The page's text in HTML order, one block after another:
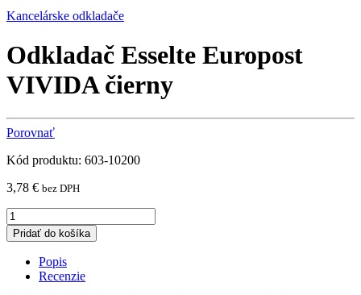
Kancelárske odkladače
Odkladač Esselte Europost
VIVIDA čierny
Porovnať
Kód produktu: 603-10200
3,78 € bez DPH
Odkladač
Esselte
Europost
VIVIDA
čierny
quantity
Pridať do košíka
Popis
Recenzie